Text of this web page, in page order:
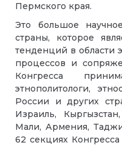
Пермского края.
Это большое
страны, которое
тенденций в области
процессов и
Конгресса
этнополитологи,
России и других
Израиль,
Мали, Армения,
62 секциях